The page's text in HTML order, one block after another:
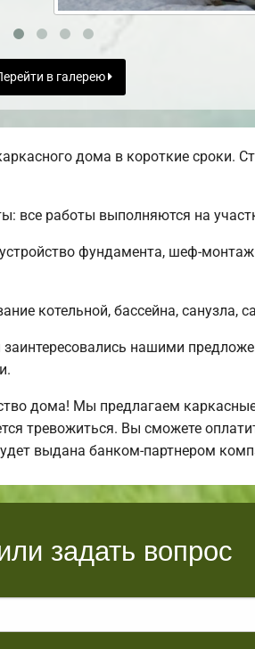
в галерею
дома в короткие сроки.
все работы выполняются на
фундамента, шеф-
котельной, бассейна, санузла,
заинтересовались нашими
дома! Мы предлагаем
тревожиться. Вы сможете
выдана банком-партнером
задать вопрос